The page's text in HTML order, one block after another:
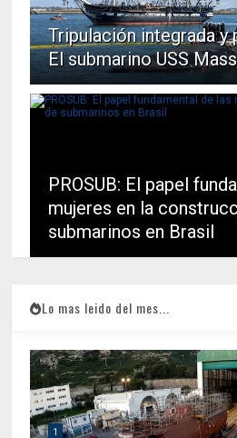
Tripulación integrada y
El submarino USS
PROSUB: El papel
mujeres en la
submarinos en Brasil
Lo mas leido del mes...
1